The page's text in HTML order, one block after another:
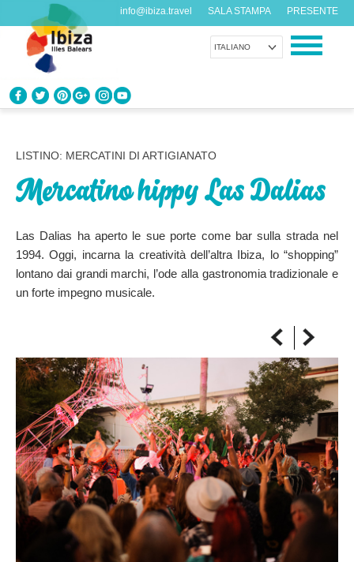
ITALIANO
info@ibiza.travel SALA STAMPA PRESENTE
GODITI IBIZA
Proposte per tutti i gusti
AGENDA
Ogni giorno qualcosa di nuovo
SULLA MAPPA
Arriva sempre a destinazione
LISTINO: MERCATINI DI ARTIGIANATO
Mercatino hippy Las Dalias
Las Dalias ha aperto le sue porte come bar sulla strada nel
1994. Oggi, incarna la creatività dell’altra Ibiza, lo “shopping”
lontano dai grandi marchi, l’ode alla gastronomia tradizionale e
un forte impegno musicale.